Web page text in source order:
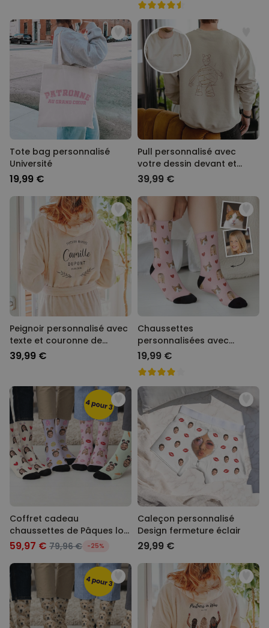
Tote bag personnalisé
Université
19,99 €
Pull personnalisé avec
votre dessin devant et
derrière
39,99 €
Peignoir personnalisé avec
texte et couronne de
laurier
39,99 €
Chaussettes
personnalisées avec
animal de compagnie et
visage
19,99 €
Coffret cadeau
chaussettes de Pâques lot
de 4 avec visage et oreilles
59,97 € 79,96 € -25%
Caleçon personnalisé
Design fermeture éclair
29,99 €